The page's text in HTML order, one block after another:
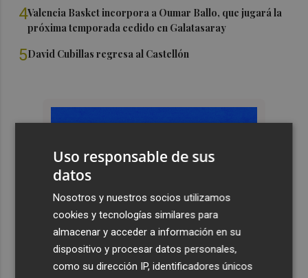
4Valencia Basket incorpora a Oumar Ballo, que jugará la
próxima temporada cedido en Galatasaray
5David Cubillas regresa al Castellón
Uso responsable de sus
datos
Nosotros y nuestros socios utilizamos
cookies y tecnologías similares para
almacenar y acceder a información en su
dispositivo y procesar datos personales,
como su dirección IP, identificadores únicos